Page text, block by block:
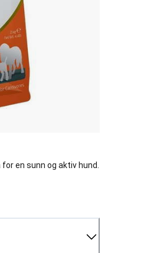
en sunn og aktiv hund.